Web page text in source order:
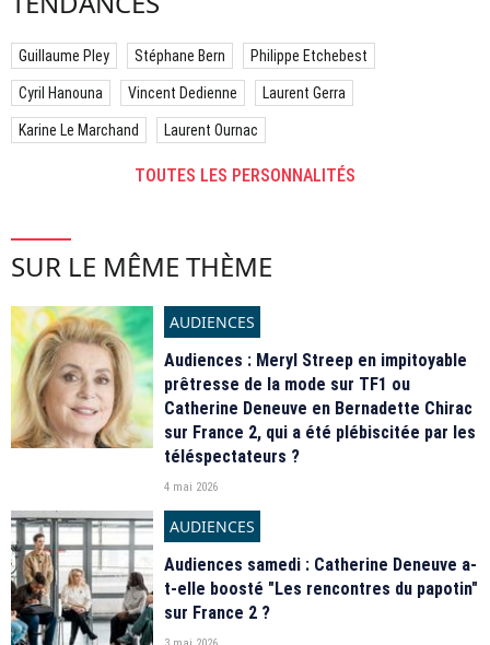
Guillaume Pley Stéphane Bern Philippe Etchebest
Cyril Hanouna Vincent Dedienne Laurent Gerra
Karine Le Marchand Laurent Ournac
TOUTES LES PERSONNALITÉS
SUR LE MÊME THÈME
AUDIENCES
Audiences : Meryl Streep en impitoyable
prêtresse de la mode sur TF1 ou
Catherine Deneuve en Bernadette Chirac
sur France 2, qui a été plébiscitée par les
téléspectateurs ?
4 mai 2026
AUDIENCES
Audiences samedi : Catherine Deneuve a-
t-elle boosté "Les rencontres du papotin"
sur France 2 ?